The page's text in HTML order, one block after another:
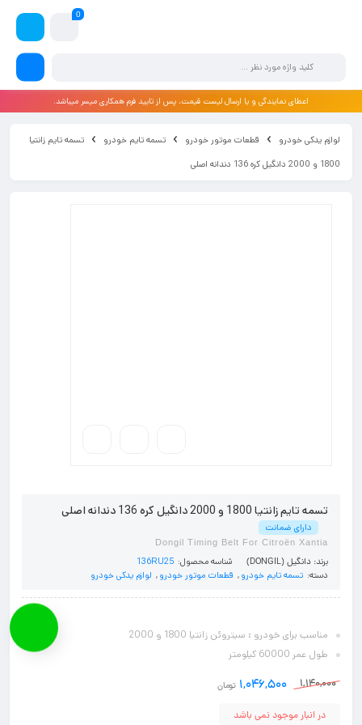
0
اعطای نمایندگی و یا ارسال لیست قیمت، پس از تایید فرم همکاری میسر میباشد.
لوازم یدکی خودرو قطعات موتور خودرو تسمه تایم خودرو
تسمه تایم زانتیا
1800 و 2000 دانگیل کره 136 دندانه اصلی
تسمه تایم زانتیا 1800 و 2000 دانگیل کره 136 دندانه اصلی
دارای ضمانت
Dongil Timing Belt For Citroën Xantia
برند: دانگیل (DONGIL) شناسه محصول: 136RU25
دسته: تسمه تایم خودرو, قطعات موتور خودرو, لوازم یدکی خودرو
مناسب برای خودرو : سیتروئن زانتیا 1800 و 2000
طول عمر 60000 کیلومتر
1,140,000
1,046,500 تومان
در انبار موجود نمی باشد